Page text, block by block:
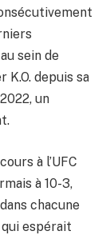
sein de
K.O. depuis sa
un
à l’UFC
à 10-3,
chacune
espérait